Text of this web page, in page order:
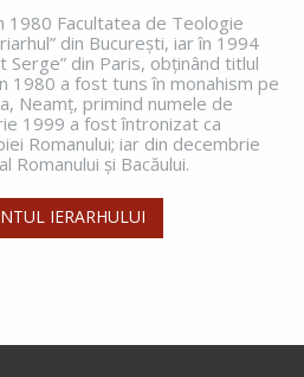
Cuvios Nicanor s-a născut
1491, în Tesalonic. Părinții
și Maria, doi credincioși
au întâmpinat mari
dobândi prunci....
Sfânta Irina,
sfânta a avut curajul să
1980 Facultatea de Teologie
din Bucureşti, iar în 1994
Serge” din Paris, obţinând titlul
1980 a fost tuns în monahism pe
Neamţ, primind numele de
1999 a fost întronizat ca
Romanului; iar din decembrie
Romanului și Bacăului.
IERARHULUI